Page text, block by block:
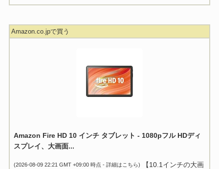
Amazon.co.jpで買う
Amazon Fire HD 10 インチ タブレット - 1080pフル HDディ
スプレイ、大画面...
(2026-08-09 22:21 GMT +09:00 時点 - 詳細はこちら)
【10.1インチの大画